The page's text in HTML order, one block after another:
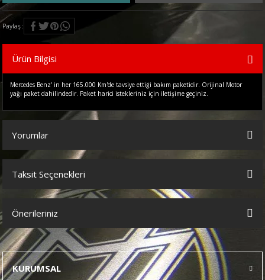
Paylaş
Ürün Bilgisi
Mercedes Benz' in her 165.000 Km'de tavsiye ettiği bakım paketidir. Orijinal Motor
yağı paket dahilindedir. Paket harici istekleriniz için iletişime geçiniz.
Yorumlar
Bu ürüne ilk yorumu siz yapın!
Taksit Seçenekleri
Önerileriniz
Bu ürünün fiyat bilgisi, resim, ürün açıklamalarında ve diğer
konularda yetersiz gördüğünüz noktaları öneri formunu kullanarak
tarafımıza iletebilirsiniz.
Görüş ve önerileriniz için teşekkür ederiz.
KURUMSAL